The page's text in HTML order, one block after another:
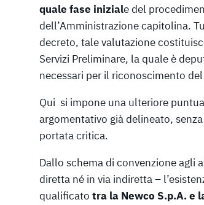
quale fase iniziale del
dell’Amministrazione capitolina.
decreto, tale valutazione
Servizi Preliminare, la quale è
necessari per il riconoscimento
Qui si impone una ulteriore
argomentativo già delineato,
portata critica.
Dallo schema di convenzione agli
diretta né in via indiretta –
qualificato tra la Newco S.p.A. e